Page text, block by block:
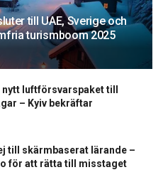
till UAE, Sverige och
turismboom 2025
luftförsvarspaket till
– Kyiv bekräftar
till skärmbaserat lärande –
för att rätta till misstaget